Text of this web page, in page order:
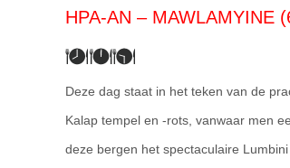
HPA-AN – MAWLAMYINE
Deze dag staat in het teken van de
Kalap tempel en -rots, vanwaar men
deze bergen het spectaculaire